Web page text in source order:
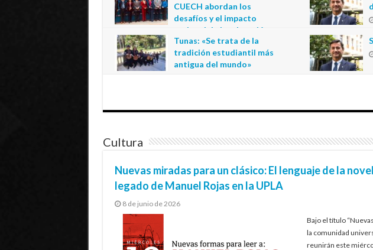
CUECH abordan los
desafíos y el impacto
regional de la educación
estatal en Tarapacá
20 de julio de 2026
Tunas: «Se trata de la
tradición estudiantil más
antigua del mundo»
Cultura
Nuevas miradas para un clásico: El lenguaje de la
legado de Manuel Rojas en la UPLA
8 de junio de 2026
Bajo el título
la comunidad
reunirán este